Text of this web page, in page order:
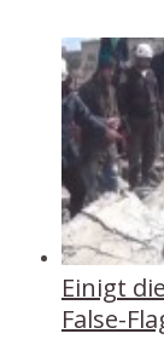
Einigt
False-